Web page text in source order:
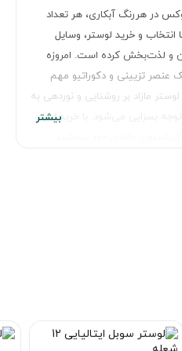
در هررنگ آبکاری، هر تعداد
و خرید لوستر، وسایل
و لذت‌بخش کرده است. امروزه
عنصر تزیینی و دکوراتیو مهم
مازاد بر روشنایی و نوردهی به
بسزایی می‌شود. با خرید این